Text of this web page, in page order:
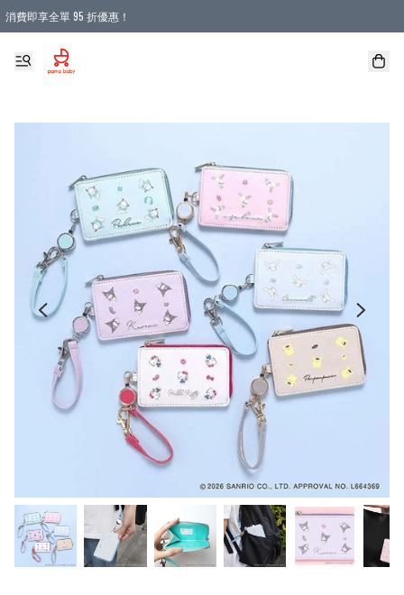
消費即享全單 95 折優惠！
購物滿 HKD 900.00即享免運費優惠！（適用於 本地送貨、本地取貨 )